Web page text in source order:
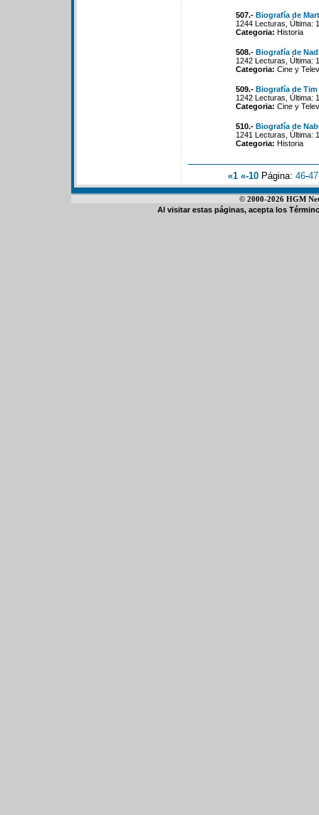
507.- Biografía de
1244 Lecturas, Última:
Categoria: Historia
508.- Biografía de
1242 Lecturas, Última:
Categoria: Cine y
509.- Biografía de Tim
1242 Lecturas, Última:
Categoria: Cine y
510.- Biografía de
1241 Lecturas, Última:
Categoria: Historia
«1 «-10 Página: 46-47
© 2000-2026 HGM
Al visitar estas páginas, acepta los